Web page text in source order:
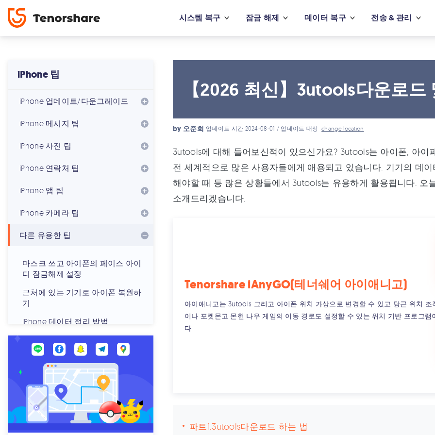
시스템 복구 잠금 해제 데이터 복구 전송 & 관리
iPhone 팁
iPhone 업데이트/다운그레이드
iPhone 메시지 팁
iPhone 사진 팁
iPhone 연락처 팁
iPhone 앱 팁
iPhone 카메라 팁
다른 유용한 팁
마스크 쓰고 아이폰의 페이스 아이
디 잠금해제 설정
근처에 있는 기기로 아이폰 복원하
기
iPhone 데이터 정리 방법
가이드
iPhone 키보드 재설정
기기에서 캐시 앱에 로그인할 수 없
을 때 해결법
iPhone과 iPad 동기화하
【2026 최신】3utools다운로드
by 오준희 업데이트 시간 2024-08-01 / 업데이트 대상change location
3utools에 대해 들어보신적이 있으신가요? 3utools는 아이폰, 아
전 세계적으로 많은 사용자들에게 애용되고 있습니다. 기기의 데
해야할 때 등 많은 상황들에서 3utools는 유용하게 활용됩니다.
소개드리겠습니다.
Tenorshare iAnyGO(테너쉐어 아이애니고)
아이애니고는 3utools 그리고 아이폰 위치 가상으로 변경할 수 있고 당근 위치 조
이나 포켓몬고 몬헌 나우 게임의 이동 경로도 설정할 수 있는 위치 기반 프로그램
다
파트1.3utools다운로드 하는 법